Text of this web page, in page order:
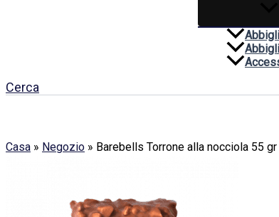
Cerca
Casa » Negozio » Barebells Torrone alla nocciola 55